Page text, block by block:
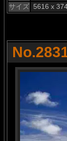
サイズ 5616 x